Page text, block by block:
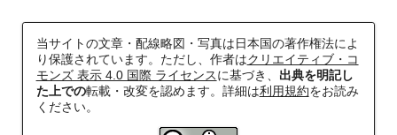
当サイトの文章・配線略図・写真は日本国の著作権法によ
り保護されています。ただし、作者はクリエイティブ・コ
モンズ 表示 4.0 国際 ライセンスに基づき、 出典を明記し
た上での転載・改変を認めます。詳細は利用規約をお読み
ください。